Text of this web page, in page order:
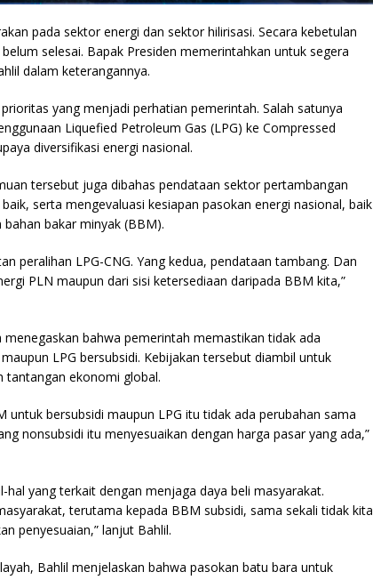
pada sektor energi dan sektor hilirisasi. Secara kebetulan
selesai. Bapak Presiden memerintahkan untuk segera
dalam keterangannya.
yang menjadi perhatian pemerintah. Salah satunya
Liquefied Petroleum Gas (LPG) ke Compressed
diversifikasi energi nasional.
tersebut juga dibahas pendataan sektor pertambangan
serta mengevaluasi kesiapan pasokan energi nasional, baik
bakar minyak (BBM).
peralihan LPG-CNG. Yang kedua, pendataan tambang. Dan
PLN maupun dari sisi ketersediaan daripada BBM kita,”
bahwa pemerintah memastikan tidak ada
LPG bersubsidi. Kebijakan tersebut diambil untuk
tantangan ekonomi global.
untuk bersubsidi maupun LPG itu tidak ada perubahan sama
nonsubsidi itu menyesuaikan dengan harga pasar yang ada,”
hal yang terkait dengan menjaga daya beli masyarakat.
terutama kepada BBM subsidi, sama sekali tidak kita
penyesuaian,” lanjut Bahlil.
Bahlil menjelaskan bahwa pasokan batu bara untuk